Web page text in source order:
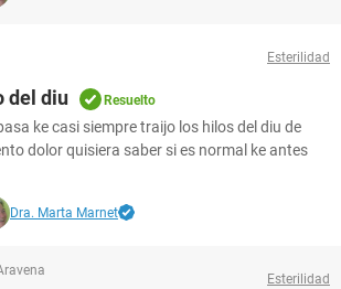
Esterilidad
del diu Resuelto
ke casi siempre traijo los hilos del diu de
dolor quisiera saber si es normal ke antes
Dra. Marta Marnet
Esterilidad